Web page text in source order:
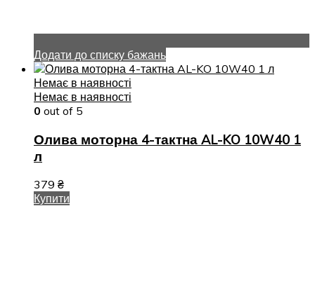
Додати до списку бажань
Немає в наявності
Немає в наявності
0 out of 5
Олива моторна 4-тактна AL-KO 10W40 1
л
379 ₴
Купити